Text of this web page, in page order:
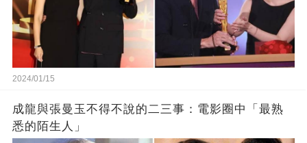
2024/01/15
成龍與張曼玉不得不說的二三事：電影圈中「最熟
悉的陌生人」